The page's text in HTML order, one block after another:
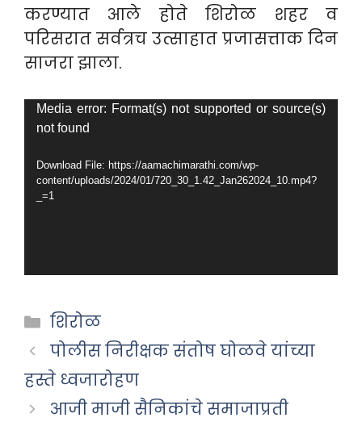
करण्यात आले होते शिरोळ शहर व
परिसरात सर्वत्रच उत्साहात प्रजासत्ताक दिन
साजरा झाला.
Video
Player
Media error: Format(s) not supported or source(s)
not found
Download File: https://aamachimarathi.com/wp-
content/uploads/2024/01/720_30_1.42_Jan262024_10.mp4?
_=1
Categories
शिरोळ
पोलीस निरीक्षक संतोष घोळवे यांच्या
हस्ते ध्वजारोहण
आजी माजी सैनिकांचे समाजाप्रती